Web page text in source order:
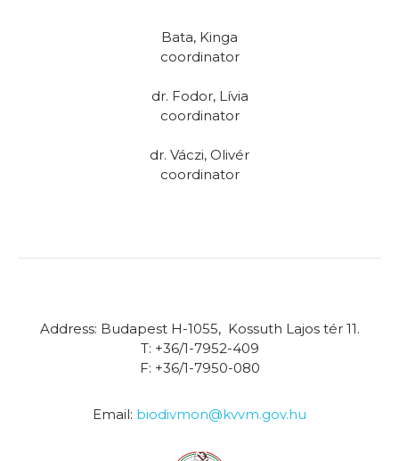
Bata, Kinga
coordinator
dr. Fodor, Lívia
coordinator
dr. Váczi, Olivér
coordinator
Address: Budapest H-1055, Kossuth Lajos tér 11.
T: +36/1-7952-409
F: +36/1-7950-080
Email: biodivmon@kvvm.gov.hu